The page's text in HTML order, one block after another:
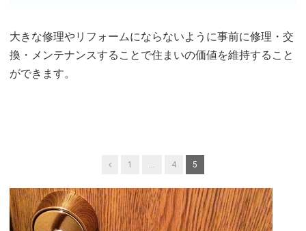
大きな修理やリフォームにならないように事前に修理・交
換・メンテナンスすることで住まいの価値を維持すること
ができます。
稿
の
Previous
1 … 4 5